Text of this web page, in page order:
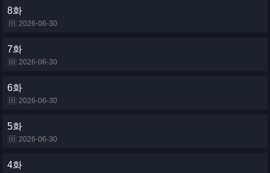
8화
2026-06-30
7화
2026-06-30
6화
2026-06-30
5화
2026-06-30
4화